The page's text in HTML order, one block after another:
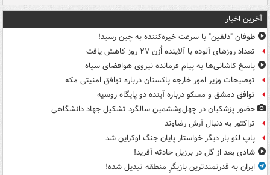
آخرین اخبار
طوفان "دلفین" با سرعت خیره‌کننده به چین رسید!
تعداد روزهای آلوده با آلاینده اُزن ۲۷ روز کاهش یافت
پاسخ کاشانی‌ها به پیام فرمانده نیروی هوافضای سپاه
توضیحات وزیر امور خارجه پاکستان درباره توافق امنیتی مکه
توافق دمشق و مسکو درباره آینده دو پایگاه روسیه
حضور پزشکیان در چهل‌وششمین سالگرد تشکیل جهاد دانشگاهی
تراکتور به دنبال آرش رضاوند
پاپ لئو بار دیگر خواستار پایان جنگ اوکراین شد
شادی بعد از گل در برزیل حادثه آفرید!
ایران به قدرتمندترین بازیگرِ منطقه تبدیل شده!